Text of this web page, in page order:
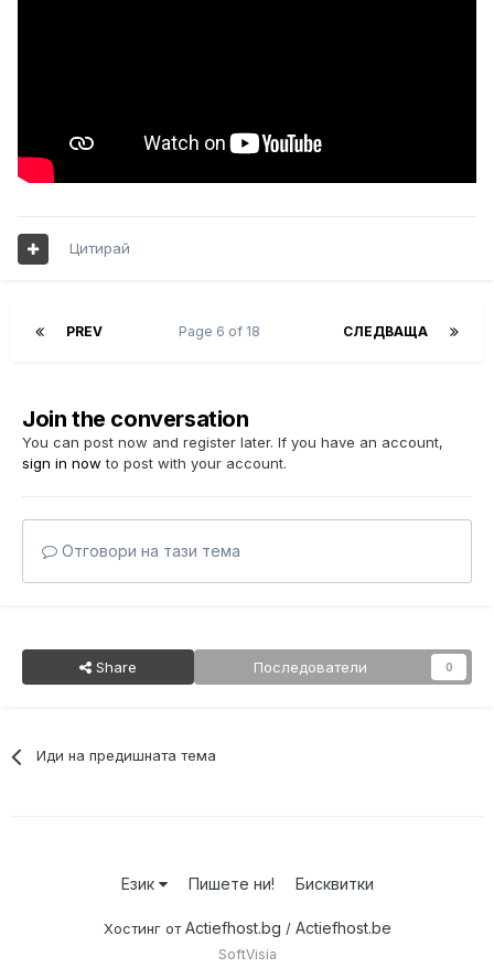
Цитирай
PREV СЛЕДВАЩА
Page 6 of 18
Join the conversation
You can post now and register later. If you have an account,
sign in now to post with your account.
Отговори на тази тема
Share Последователи 0
Иди на предишната тема
Език Пишете ни! Бисквитки
Хостинг отActiefhost.bg / Actiefhost.be
SoftVisia